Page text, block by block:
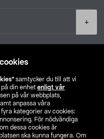
samtycker du till att vi
din enhet enligt vår
på vår webbplats,
anpassa våra
kategorier av cookies:
För nödvändiga
dessa cookies är
ska kunna fungera. Om
+
FI